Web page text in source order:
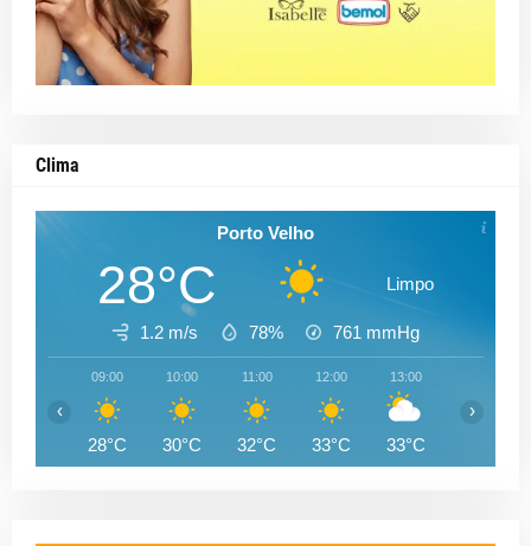
Clima
Porto Velho
28°C Limpo
1.2 m/s 78% 761 mmHg
09:00
28°C
10:00
30°C
11:00
32°C
12:00
33°C
13:00
33°C
‹ ›